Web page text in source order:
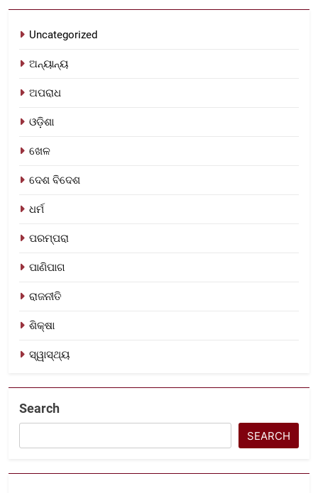
Uncategorized
ଅନ୍ୟାନ୍ୟ
ଅପରାଧ
ଓଡ଼ିଶା
ଖେଳ
ଦେଶ ବିଦେଶ
ଧର୍ମ
ପରମ୍ପରା
ପାଣିପାଗ
ରାଜନୀତି
ଶିକ୍ଷା
ସ୍ୱାସ୍ଥ୍ୟ
Search
SEARCH